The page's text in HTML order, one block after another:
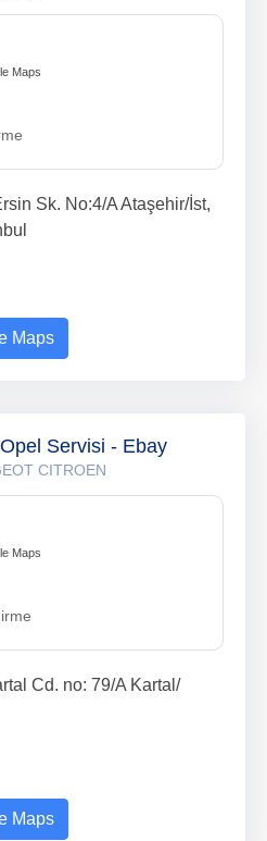
Maps
Sk. No:4/A Ataşehir/İst,
Maps
Servisi - Ebay
CITROEN
Maps
Cd. no: 79/A Kartal/
Maps